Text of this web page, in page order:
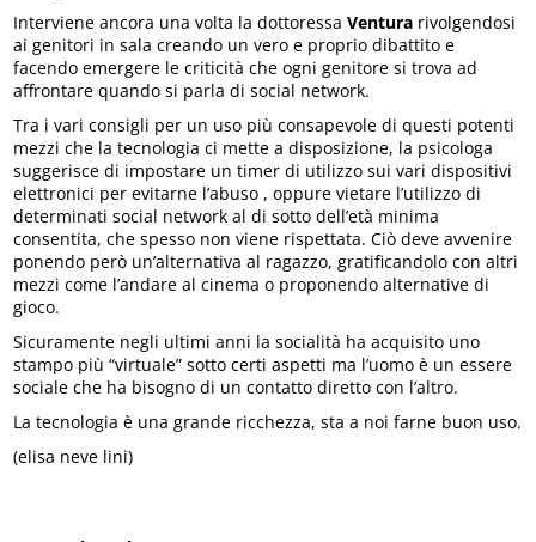
Interviene ancora una volta la dottoressaVentura rivolgendosi
ai genitori in sala creando un vero e proprio dibattito e
facendo emergere le criticità che ogni genitore si trova ad
affrontare quando si parla di social network.
Tra i vari consigli per un uso più consapevole di questi potenti
mezzi che la tecnologia ci mette a disposizione, la psicologa
suggerisce di impostare un timer di utilizzo sui vari dispositivi
elettronici per evitarne l’abuso , oppure vietare l’utilizzo di
determinati social network al di sotto dell’età minima
consentita, che spesso non viene rispettata. Ciò deve avvenire
ponendo però un’alternativa al ragazzo, gratificandolo con altri
mezzi come l’andare al cinema o proponendo alternative di
gioco.
Sicuramente negli ultimi anni la socialità ha acquisito uno
stampo più “virtuale” sotto certi aspetti ma l’uomo è un essere
sociale che ha bisogno di un contatto diretto con l’altro.
La tecnologia è una grande ricchezza, sta a noi farne buon uso.
(elisa neve lini)